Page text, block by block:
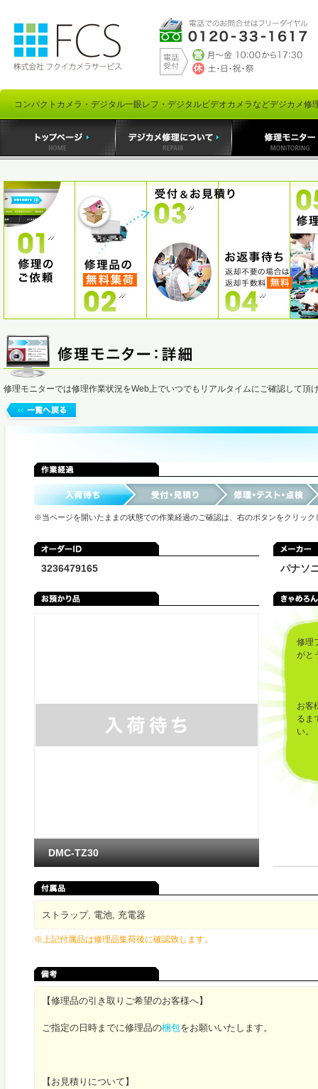
コンパクトカメラ・デジタル一眼レフ・デジタルビデオカメラなどデジカメ修
修理モニターでは修理作業状況をWeb上でいつでもリアルタイムにご確認して頂
※当ページを開いたままの状態での作業経過のご確認は、右のボタンをクリック
3236479165 パナソ
修理
がと
お客
るま
い。
DMC-TZ30
ストラップ, 電池, 充電器
※上記付属品は修理品集荷後に確認致します。
【修理品の引き取りご希望のお客様へ】
ご指定の日時までに修理品の梱包をお願いいたします。
【お見積りについて】